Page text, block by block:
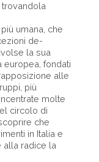
umana, che
de-
la sua
europea, fondati
alle
più
molte
circolo di
che
in Italia e
alla radice la